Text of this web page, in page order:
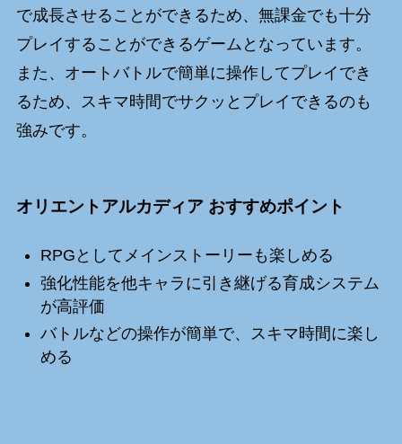
で成長させることができるため、無課金でも十分
プレイすることができるゲームとなっています。
また、オートバトルで簡単に操作してプレイでき
るため、スキマ時間でサクッとプレイできるのも
強みです。
オリエントアルカディア おすすめポイント
RPGとしてメインストーリーも楽しめる
強化性能を他キャラに引き継げる育成システム
が高評価
バトルなどの操作が簡単で、スキマ時間に楽し
める